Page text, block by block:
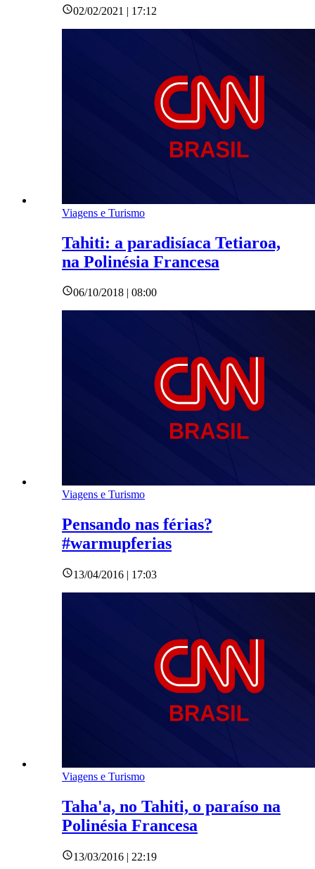
02/02/2021 | 17:12
Viagens e Turismo
Tahiti: a paradisíaca Tetiaroa,
na Polinésia Francesa
06/10/2018 | 08:00
Viagens e Turismo
Pensando nas férias?
#warmupferias
13/04/2016 | 17:03
Viagens e Turismo
Taha'a, no Tahiti, o paraíso na
Polinésia Francesa
13/03/2016 | 22:19